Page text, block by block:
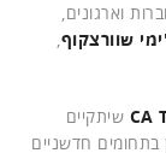
וארגונים,
שוורצקוף,
CA שיתקיים
חדשניים